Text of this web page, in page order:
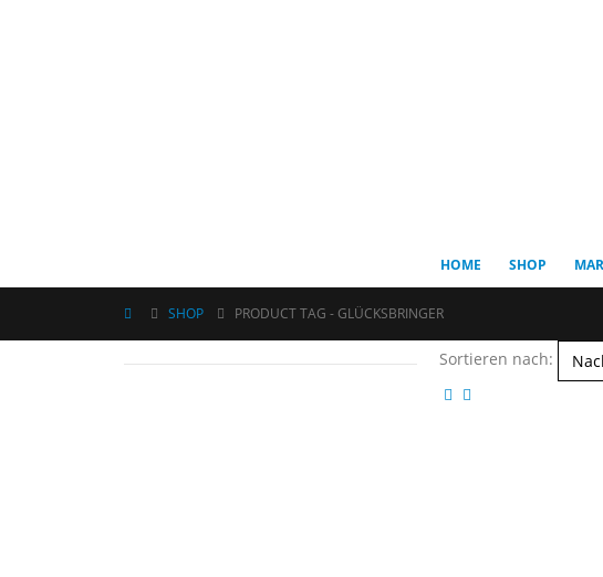
HOME SHOP
SHOP PRODUCT TAG -GLÜCKSBRINGER
Sortieren nach: